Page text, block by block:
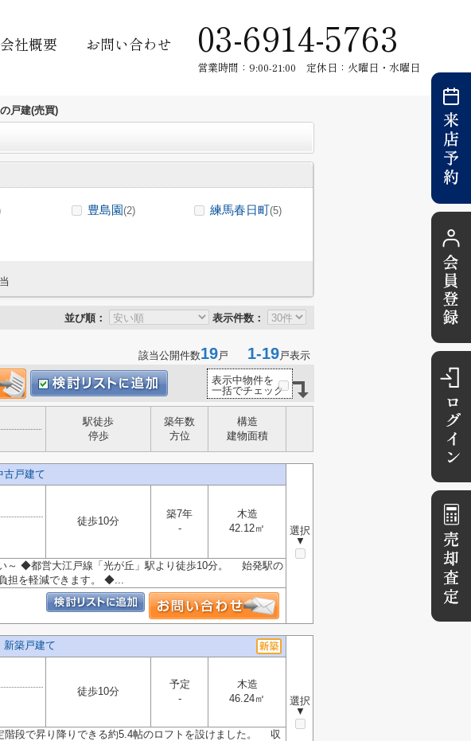
会社概要 お問い合わせ 03-6914-5763
営業時間：9:00-21:00 定休日：火曜日・水曜日
戸建(売買)
豊島園(2) 練馬春日町(5)
並び順： 表示件数：
該当公開件数19戸 1-19戸表示
表示中物件を
一括でチェック
駅徒歩
停歩
築年数
方位
構造
建物面積
戸建て
選択
▼
徒歩10分
築7年
-
木造
42.12㎡
～ ◆都営大江戸線「光が丘」駅より徒歩10分。 始発駅の
担を軽減できます。 ◆...
築戸建て
選択
▼
徒歩10分
予定
-
木造
46.24㎡
段で昇り降りできる約5.4帖のロフトを設けました。 収